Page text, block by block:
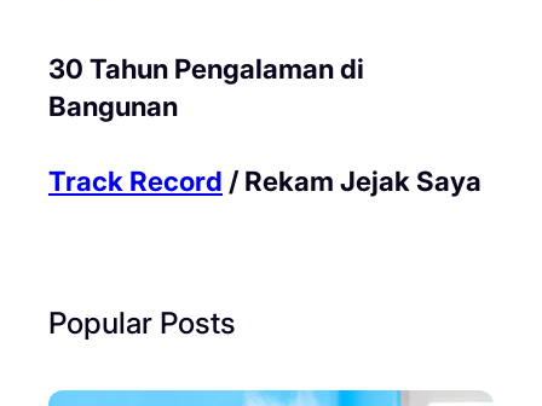
30 Tahun Pengalaman di
Bangunan
Track Record / Rekam Jejak Saya
Popular Posts